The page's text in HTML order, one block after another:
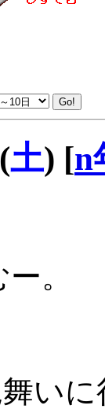
土) [n
。
い